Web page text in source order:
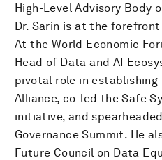
High-Level Advisory Body
Dr. Sarin is at the
At the World Economic
Head of Data and AI
pivotal role in establishing
Alliance, co-led the Safe
initiative, and
Governance Summit. He
Future Council on Data